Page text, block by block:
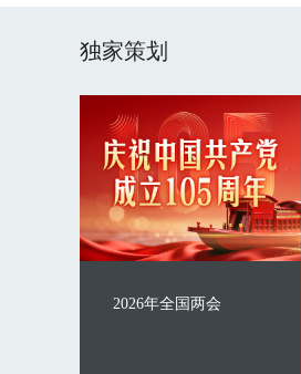
独家策划
2026年全国两会